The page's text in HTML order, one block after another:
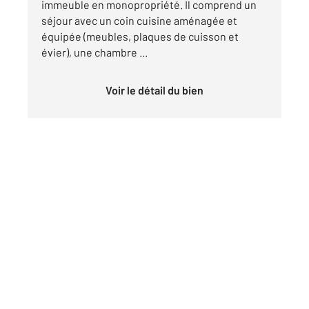
immeuble en monopropriété. Il comprend un
séjour avec un coin cuisine aménagée et
équipée (meubles, plaques de cuisson et
évier), une chambre ...
Voir le détail du bien